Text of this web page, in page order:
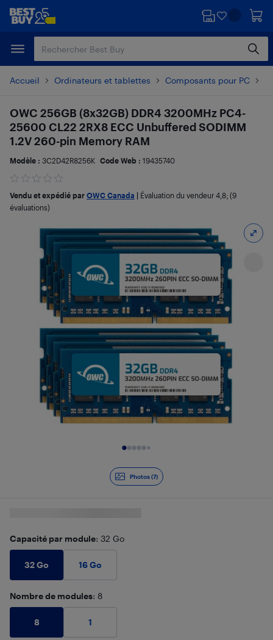
Passer
principal
Passer
Accueil Ordinateurs et tablettes Composants pour PC
Photos (7)
OWC 256GB (8x32GB) DDR4 3200MHz PC4-
25600 CL22 2RX8 ECC Unbuffered SODIMM
1.2V 260-pin Memory RAM
Modèle : 3C2D42R8256K Code Web : 19435740
Vendu et expédié par OWC Canada Évaluation du vendeur 4,8; (9
évaluations)
Capacité par module: 32 Go
32 Go 16 Go
Nombre de modules: 8
8 1